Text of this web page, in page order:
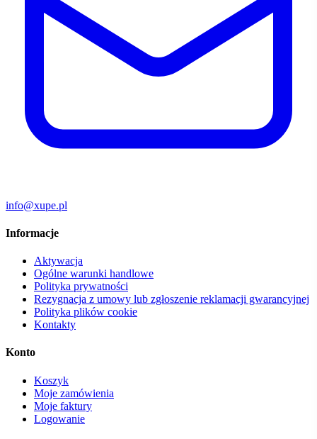
info@xupe.pl
Informacje
Aktywacja
Ogólne warunki handlowe
Polityka prywatności
Rezygnacja z umowy lub zgłoszenie reklamacji gwarancyjnej
Polityka plików cookie
Kontakty
Konto
Koszyk
Moje zamówienia
Moje faktury
Logowanie